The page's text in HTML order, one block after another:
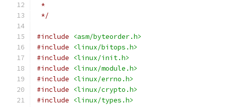
*
*/
#include
<asm/byteorder.h>
#include
<linux/bitops.h>
#include
<linux/init.h>
#include
<linux/module.h>
#include
<linux/errno.h>
#include
<linux/crypto.h>
#include
<linux/types.h>